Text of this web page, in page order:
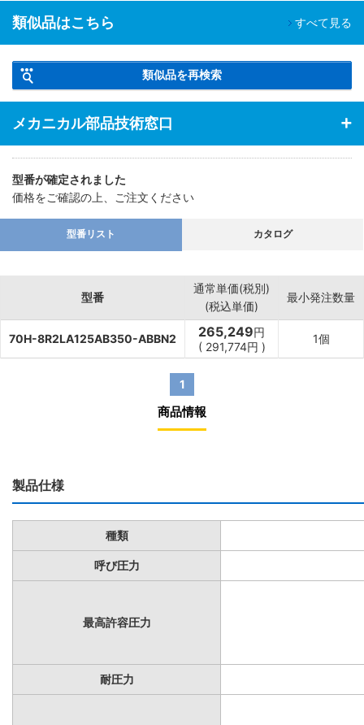
類似品はこちら すべて見る
類似品を再検索
メカニカル部品技術窓口
型番が確定されました
価格をご確認の上、ご注文ください
型番リスト カタログ
型番
通常単価(税別)
(税込単価)
最小発注数量
70H-8R2LA125AB350-ABBN2 265,249円
( 291,774円 )
1個
1
商品情報
製品仕様
種類
呼び圧力
最高許容圧力
耐圧力